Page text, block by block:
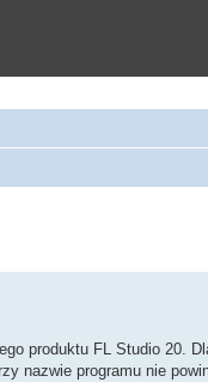
produktu FL Studio 20.
nazwie programu nie